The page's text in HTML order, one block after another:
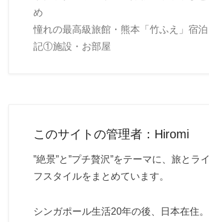
め
憧れの最高級旅館・熊本「竹ふえ」宿泊
記①施設・お部屋
このサイトの管理者：Hiromi
”絶景”と”プチ贅沢”をテーマに、旅とライ
フスタイルをまとめています。
シンガポール生活20年の後、日本在住。